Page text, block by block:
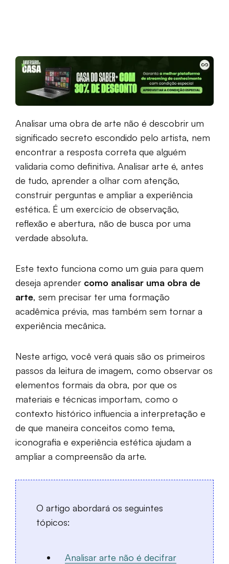
Analisar uma obra de arte não é descobrir um
significado secreto escondido pelo artista, nem
encontrar a resposta correta que alguém
validaria como definitiva. Analisar arte é, antes
de tudo, aprender a olhar com atenção,
construir perguntas e ampliar a experiência
estética. É um exercício de observação,
reflexão e abertura, não de busca por uma
verdade absoluta.
Este texto funciona como um guia para quem
deseja aprender como analisar uma obra de
arte, sem precisar ter uma formação
acadêmica prévia, mas também sem tornar a
experiência mecânica.
Neste artigo, você verá quais são os primeiros
passos da leitura de imagem, como observar os
elementos formais da obra, por que os
materiais e técnicas importam, como o
contexto histórico influencia a interpretação e
de que maneira conceitos como tema,
iconografia e experiência estética ajudam a
ampliar a compreensão da arte.
O artigo abordará os seguintes
tópicos:
Analisar arte não é decifrar